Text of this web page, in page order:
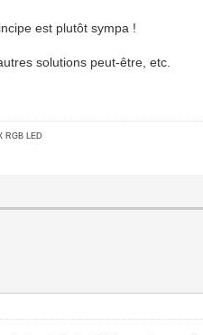
est plutôt sympa !
solutions peut-être, etc.
RGB LED